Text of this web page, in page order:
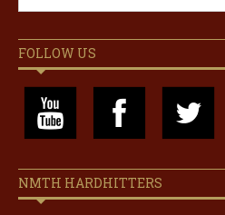
FOLLOW US
NMTH HARDHITTERS